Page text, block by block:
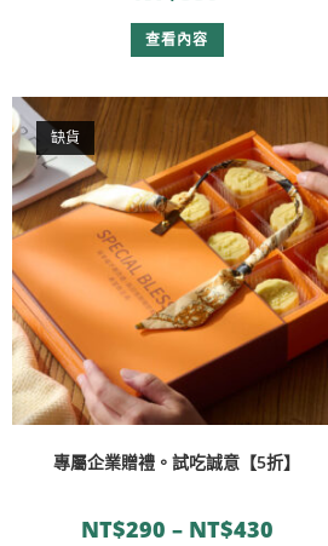
查看內容
缺貨
專屬企業贈禮。試吃誠意【5折】
NT$290 – NT$430